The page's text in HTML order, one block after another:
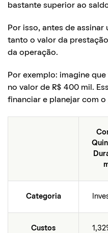
bastante superior ao
Por isso, antes de
tanto o valor da
da operação.
Por exemplo: imagine
no valor de R$ 400 mil.
financiar e planejar com o
Categoria
Custos